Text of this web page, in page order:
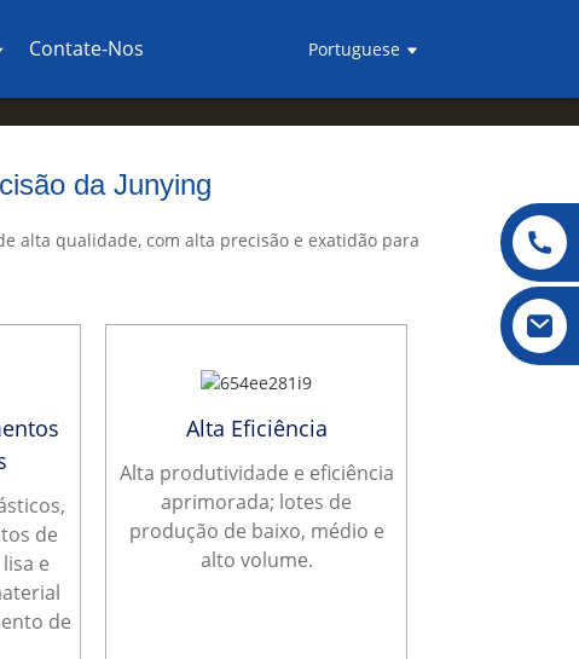
Contate-Nos Portuguese
da Junying
alta qualidade, com alta precisão e exatidão para
de
e
de
Alta Eficiência
Alta produtividade e eficiência
aprimorada; lotes de
produção de baixo, médio e
alto volume.